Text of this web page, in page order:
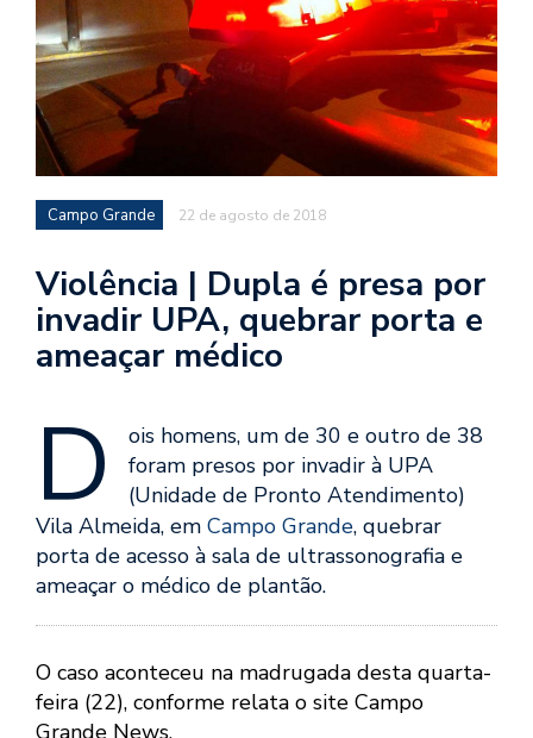
Campo Grande 22 de agosto de 2018
Violência | Dupla é presa por
invadir UPA, quebrar porta e
ameaçar médico
D
ois homens, um de 30 e outro de 38
foram presos por invadir à UPA
(Unidade de Pronto Atendimento)
Vila Almeida, em Campo Grande, quebrar
porta de acesso à sala de ultrassonografia e
ameaçar o médico de plantão.
O caso aconteceu na madrugada desta quarta-
feira (22), conforme relata o site Campo
Grande News.